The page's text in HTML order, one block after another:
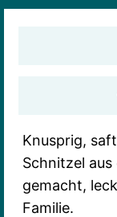
Knusprig,
Schnitzel
gemacht,
Familie.